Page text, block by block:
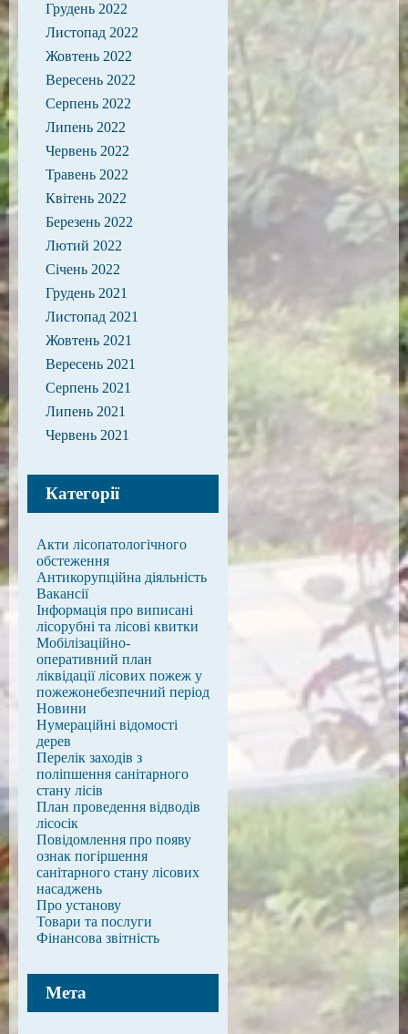
Грудень 2022
Листопад 2022
Жовтень 2022
Вересень 2022
Серпень 2022
Липень 2022
Червень 2022
Травень 2022
Квітень 2022
Березень 2022
Лютий 2022
Січень 2022
Грудень 2021
Листопад 2021
Жовтень 2021
Вересень 2021
Серпень 2021
Липень 2021
Червень 2021
Категорії
Акти лісопатологічного
обстеження
Антикорупційна діяльність
Вакансії
Інформація про виписані
лісорубні та лісові квитки
Мобілізаційно-
оперативний план
ліквідації лісових пожеж у
пожежонебезпечний період
Новини
Нумераційні відомості
дерев
Перелік заходів з
поліпшення санітарного
стану лісів
План проведення відводів
лісосік
Повідомлення про появу
ознак погіршення
санітарного стану лісових
насаджень
Про установу
Товари та послуги
Фінансова звітність
Мета